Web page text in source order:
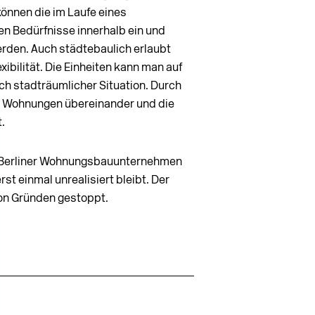
die im Laufe eines
Bedürfnisse innerhalb ein und
Auch städtebaulich erlaubt
Die Einheiten kann man auf
stadträumlicher Situation. Durch
Wohnungen übereinander und die
Wohnungsbauunternehmen
einmal unrealisiert bleibt. Der
Gründen gestoppt.